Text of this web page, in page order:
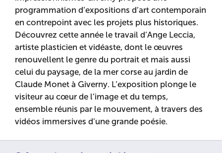
programmation d’expositions d’art contemporain
en contrepoint avec les pro­jets plus historiques.
Découvrez cette année le travail d’Ange Leccia,
artiste plasticien et vidéaste, dont le œuvres
renouvellent le genre du portrait et mais aussi
celui du paysage, de la mer corse au jardin de
Claude Monet à Giverny. L’exposition plonge le
visiteur au cœur de l’image et du temps,
ensemble réunis par le mouvement, à travers des
vidéos immersives d’une grande poésie.